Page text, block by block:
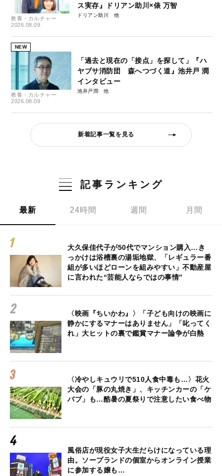
教養・カルチャー
2026.08.09
ス実存』ドリアン助川×俵 万智
ドリアン助川
NEW
教養・カルチャー
2026.08.09
「過去と現在の「接点」を探して」『ハ
ヤブサ消防団 森へつづく道』池井戸 潤
インタビュー
池井戸潤
新着記事一覧を見る
記事ランキング
最新 24時間 週間 月間
大久保佳代子が50代でマンション購入…き
っかけは浴槽裏の湯垢地獄、「レギュラー番
組が多いほどローンを組みやすい」不動産屋
に言われた“芸能人ならではの事情”
〈映画『ちいかわ』〉「子ども向けの映画に
静かにするマナーはありません」「叱ってく
れ」大ヒットの裏で鑑賞マナー論争が白熱
〈冷やしキュウリで510人食中毒も…〉花火
大会の「豚の丸焼き」、キッチンカーの「ケ
バブ」も…酷暑の夏祭りで注意したい食べ物
風俗店が現役女子大生だらけになっている理
由。ソープランドの個室からオンライン授業
に参加する嬢も…